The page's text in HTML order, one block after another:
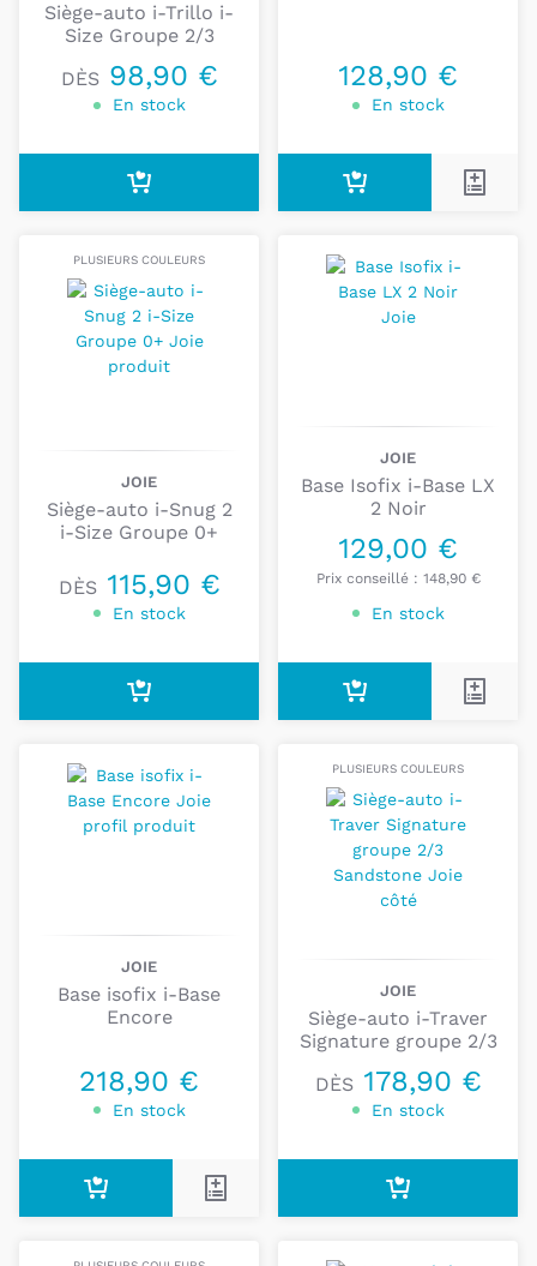
marque Joie.
Les produits phare de Joie : la
gamme Signature
A la suite de laréussite de la marque Joieet en
suivant l’expertise des usines, les équipes de Joie
ont développé unenouvelle collection Signature
marque :
Confort, Sécurité, Qualité. Ces nouveaux
produitsélégants et discrets, auxcouleurs
actuelles
combinent différentes textures
finitions raffinées
En cas de doute ou de question, contactez-nous
nous serons ravis de vous apporter notre expertise
pour trouver le produit dont vous avez besoin.
Siège-auto i-Trillo i-
Size Groupe 2/3
DÈS 98,90 €
En stock
128,90 €
En stock
PLUSIEURS COULEURS
JOIE
Siège-auto i-Snug 2
i-Size Groupe 0+
DÈS 115,90 €
En stock
JOIE
Base Isofix i-Base LX
2 Noir
129,00 €
Prix conseillé : 148,90 €
En stock
JOIE
Base isofix i-Base
Encore
218,90 €
En stock
PLUSIEURS COULEURS
JOIE
Siège-auto i-Traver
Signature groupe 2/3
DÈS 178,90 €
En stock